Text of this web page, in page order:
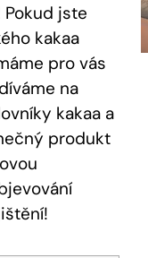
‌jste‍
kakaa⁣
​pro vás
‍na
kakaa ⁢a
‌produkt